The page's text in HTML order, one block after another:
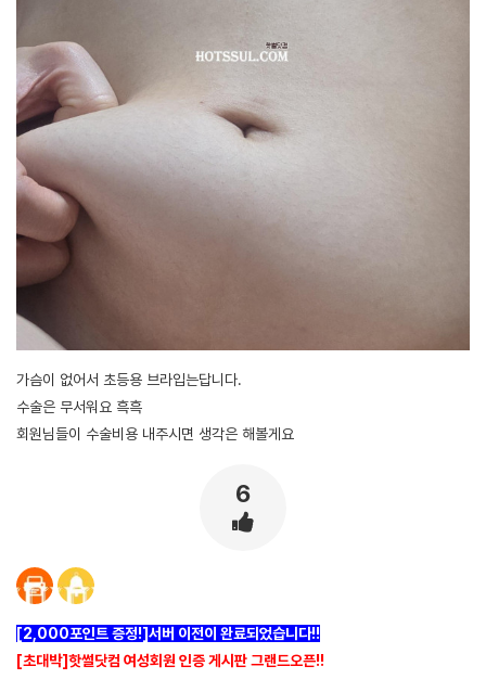
가슴이 없어서 초등용 브라입는답니다.
수술은 무서워요 흑흑
회원님들이 수술비용 내주시면 생각은 해볼게요
6
[2,000포인트 증정!]서버 이전이 완료되었습니다!!
[초대박]핫썰닷컴 여성회원 인증 게시판 그랜드오픈!!